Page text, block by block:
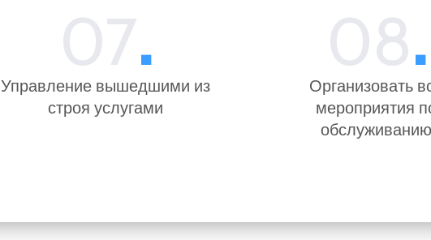
07.
Управление вышедшими из
строя услугами
08.
Организовать
мероприятия
обслуживанию